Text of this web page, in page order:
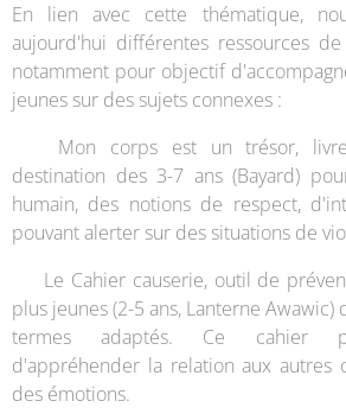
En lien avec cette thématique,
aujourd'hui différentes ressources
notamment pour objectif
jeunes sur des sujets connexes :
📌 Mon corps est un trésor,
destination des 3-7 ans (Bayard)
humain, des notions de respect,
pouvant alerter sur des situations de
📌 Le Cahier causerie, outil de
plus jeunes (2-5 ans, Lanterne Awawic)
termes adaptés. Ce cahier
d'appréhender la relation aux autres
des émotions.